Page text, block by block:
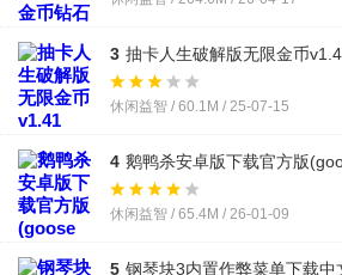
3 抽卡人生破解版无限金币
休闲益智 / 60.1M / 25-07-15
4 鹅鸭杀安卓版下载官方版
duck)v3.16.01 免费版
休闲益智 / 65.4M / 26-01-09
5 钢琴块3内置作弊菜单下载中